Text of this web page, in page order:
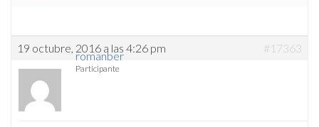
19 octubre, 2016 a las 4:26 pm #17363
romanber
Participante